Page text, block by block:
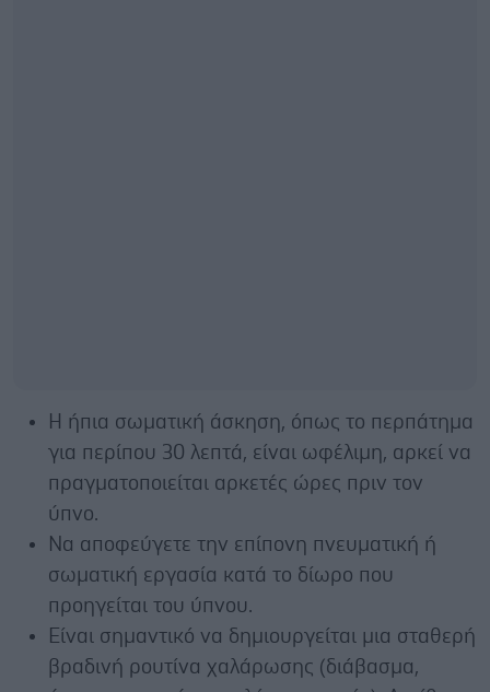
Η ήπια σωματική άσκηση, όπως το περπάτημα
για περίπου 30 λεπτά, είναι ωφέλιμη, αρκεί να
πραγματοποιείται αρκετές ώρες πριν τον
ύπνο.
Να αποφεύγετε την επίπονη πνευματική ή
σωματική εργασία κατά το δίωρο που
προηγείται του ύπνου.
Είναι σημαντικό να δημιουργείται μια σταθερή
βραδινή ρουτίνα χαλάρωσης (διάβασμα,